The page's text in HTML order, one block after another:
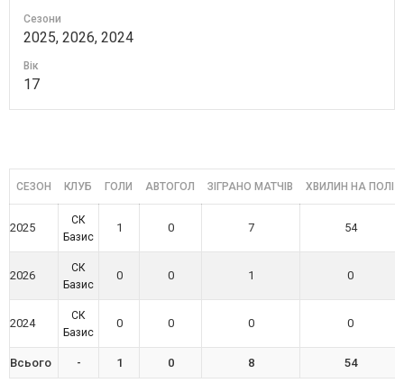
Сезони
2025, 2026, 2024
Вік
17
СЕЗОН КЛУБ ГОЛИ АВТОГОЛ ЗІГРАНО МАТЧІВ ХВИЛИН НА ПОЛІ
2025
СК
Базис
1 0 7 54
2026
СК
Базис
0 0 1 0
2024
СК
Базис
0 0 0 0
Всього - 1 0 8 54